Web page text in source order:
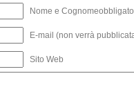
Nome e
E-mail (non verrà
Sito Web